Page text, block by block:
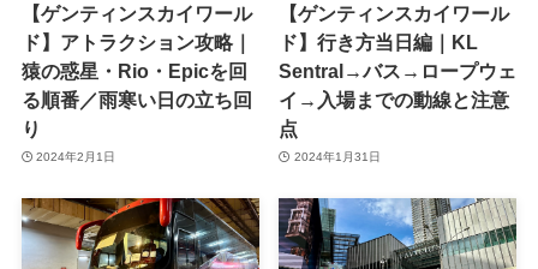
【ゲンティンスカイワール
ド】アトラクション攻略｜
猿の惑星・Rio・Epicを回
る順番／雨寒い日の立ち回
り
2024年2月1日
【ゲンティンスカイワール
ド】行き方当日編｜KL
Sentral→バス→ロープウェ
イ→入場までの動線と注意
点
2024年1月31日